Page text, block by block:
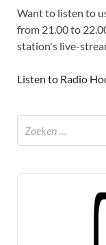
Want to listen to
from 21.00 to
station's live-
Listen to Radio
Audio